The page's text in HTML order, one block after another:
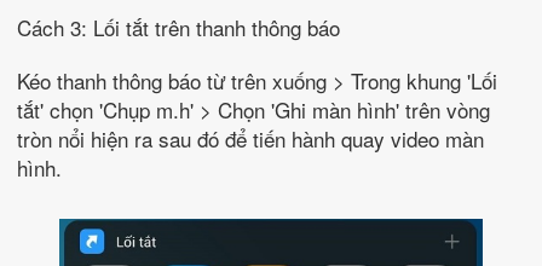
Cách 3: Lối tắt trên thanh thông báo
Kéo thanh thông báo từ trên xuống > Trong khung 'Lối
tắt' chọn 'Chụp m.h' > Chọn 'Ghi màn hình' trên vòng
tròn nổi hiện ra sau đó để tiến hành quay video màn
hình.